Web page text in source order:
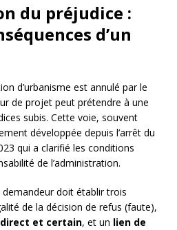
du préjudice :
d’un
d’urbanisme est annulé par le
de projet peut prétendre à une
subis. Cette voie, souvent
développée depuis l’arrêt du
qui a clarifié les conditions
de l’administration.
doit établir trois
de la décision de refus (faute),
et certain, et un lien de